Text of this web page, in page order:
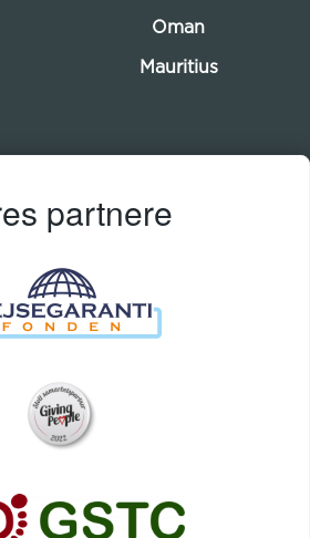
Oman
Mauritius
partnere